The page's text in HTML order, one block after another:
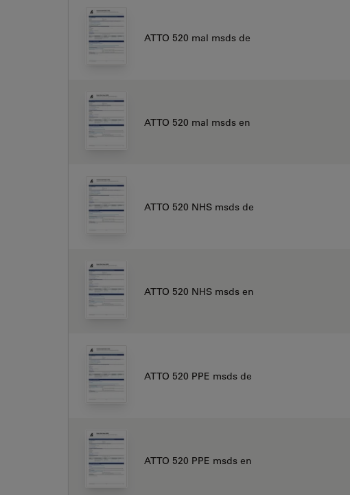
ATTO 520 mal msds de
ATTO 520 mal msds en
ATTO 520 NHS msds de
ATTO 520 NHS msds en
ATTO 520 PPE msds de
ATTO 520 PPE msds en